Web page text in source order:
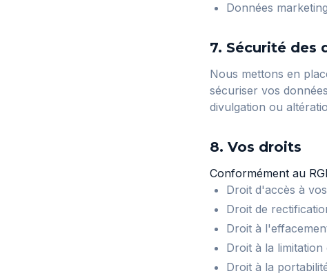
Données
7. Sécurité des
Nous mettons en
sécuriser vos
divulgation ou
8. Vos droits
Conformément au
Droit d'accès à
Droit de
Droit à
Droit à la
Droit à la